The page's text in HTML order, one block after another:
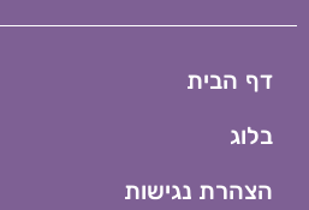
דף הבית
בלוג
הצהרת נגישות